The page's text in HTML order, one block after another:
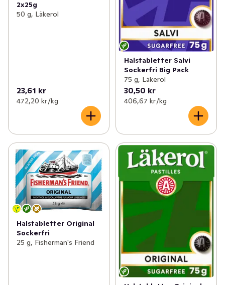
2x25g
50 g, Läkerol
23,61 kr
472,20 kr /kg
Halstabletter Salvi
Sockerfri Big Pack
75 g, Läkerol
30,50 kr
406,67 kr /kg
Halstabletter Original
Sockerfri
25 g, Fisherman's Friend